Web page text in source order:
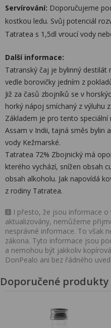
Servírování: Doporučujeme
kostkou ledu. Svůj potenciál
Tatratea s 1,5dl vroucí vody
Další informace:
Tatranský čaj je bylinný destilát
vedle borovičky jedním z
Již za časů zbojníků se v
horký nápoj smíchaný z výluhu
Základem je pro tento
Assam v Indii, tajná směs bylin
vody Kežmarské.
Tatratea 72% Zbojnický má
kterého vychází, snížen obsah
obsah alkoholu. Jak napovídá
z rodiny Tatratea.
I přesto, že jsou informace o
aktualizovány, nemůžeme
nesprávné informace. To však
zákona. Tyto informace jsou
a nemohou být jakkoliv
DonPealo ani bez řádného
Doporučené produkty